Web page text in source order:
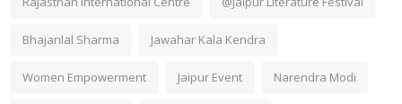
Bhajanlal Sharma Jawahar Kala Kendra
Women Empowerment Jaipur Event Narendra Modi